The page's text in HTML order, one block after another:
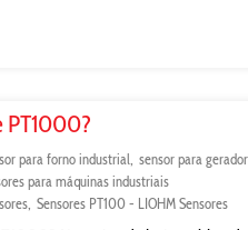
PT1000?
para forno industrial sensor para
para máquinas industriais
Sensores PT100 - LIOHM Sensores